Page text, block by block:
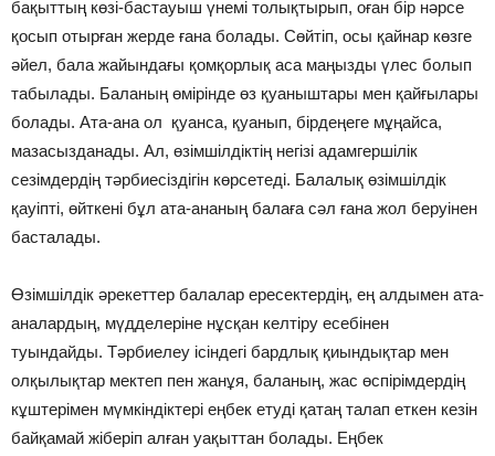
бақыттың көзі-бастауыш үнемі толықтырып, оған бір нәрсе
қосып отырған жерде ғана болады. Сөйтіп, осы қайнар көзге
әйел, бала жайындағы қомқорлық аса маңызды үлес болып
табылады. Баланың өмірінде өз қуаныштары мен қайғылары
болады. Ата-ана ол қуанса, қуанып, бірдеңеге мұңайса,
мазасызданады. Ал, өзімшілдіктің негізі адамгершілік
сезімдердің тәрбиесіздігін көрсетеді. Балалық өзімшілдік
қауіпті, өйткені бұл ата-ананың балаға сәл ғана жол беруінен
басталады.
Өзімшілдік әрекеттер балалар ересектердің, ең алдымен ата-
аналардың, мүдделеріне нұсқан келтіру есебінен
туындайды. Тәрбиелеу ісіндегі бардлық қиындықтар мен
олқылықтар мектеп пен жанұя, баланың, жас өспірімдердің
кұштерімен мүмкіндіктері еңбек етуді қатаң талап еткен кезін
байқамай жіберіп алған уақыттан болады. Еңбек